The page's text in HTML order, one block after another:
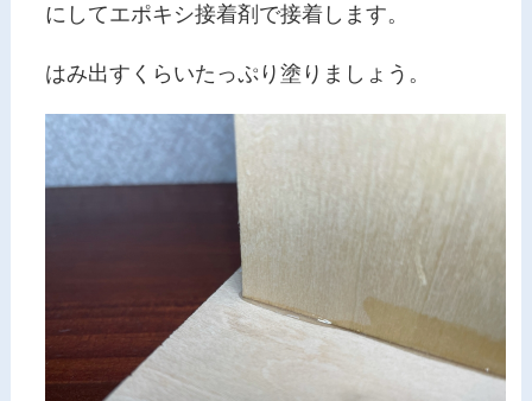
にしてエポキシ接着剤で接着します。
はみ出すくらいたっぷり塗りましょう。